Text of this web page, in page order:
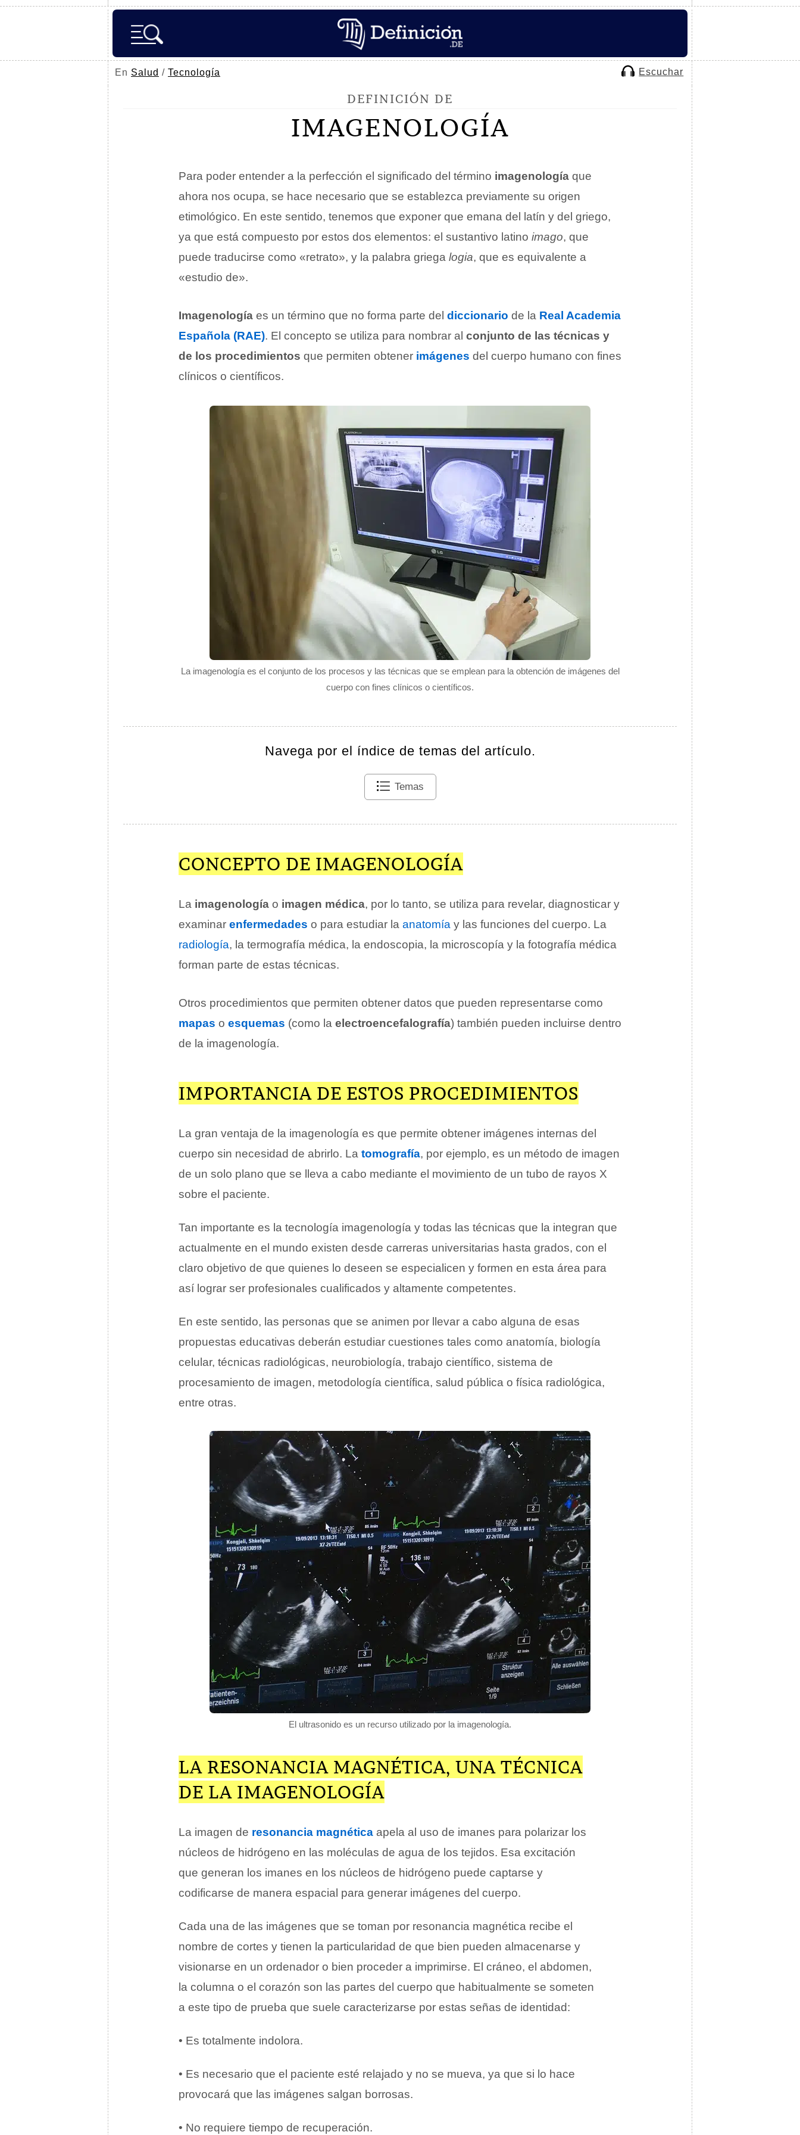
En Salud / Tecnología Escuchar
DEFINICIÓN DE
IMAGENOLOGÍA
La imagenología es el conjunto de los procesos y las técnicas que se emplean para la obtención de imágenes del
cuerpo con fines clínicos o científicos.
Para poder entender a la perfección el significado del término imagenología que
ahora nos ocupa, se hace necesario que se establezca previamente su origen
etimológico. En este sentido, tenemos que exponer que emana del latín y del griego,
ya que está compuesto por estos dos elementos: el sustantivo latino imago, que
puede traducirse como «retrato», y la palabra griega logia, que es equivalente a
«estudio de».
Imagenología es un término que no forma parte del diccionario de la Real Academia
Española (RAE). El concepto se utiliza para nombrar al conjunto de las técnicas y
de los procedimientos que permiten obtener imágenes del cuerpo humano con fines
clínicos o científicos.
Navega por el índice de temas del artículo.
Temas
CONCEPTO DE IMAGENOLOGÍA
La imagenología o imagen médica, por lo tanto, se utiliza para revelar, diagnosticar y
examinar enfermedades o para estudiar la anatomía y las funciones del cuerpo. La
radiología, la termografía médica, la endoscopia, la microscopía y la fotografía médica
forman parte de estas técnicas.
Otros procedimientos que permiten obtener datos que pueden representarse como
mapas o esquemas (como la electroencefalografía) también pueden incluirse dentro
de la imagenología.
IMPORTANCIA DE ESTOS PROCEDIMIENTOS
La gran ventaja de la imagenología es que permite obtener imágenes internas del
cuerpo sin necesidad de abrirlo. La tomografía, por ejemplo, es un método de imagen
de un solo plano que se lleva a cabo mediante el movimiento de un tubo de rayos X
sobre el paciente.
Tan importante es la tecnología imagenología y todas las técnicas que la integran que
actualmente en el mundo existen desde carreras universitarias hasta grados, con el
claro objetivo de que quienes lo deseen se especialicen y formen en esta área para
así lograr ser profesionales cualificados y altamente competentes.
En este sentido, las personas que se animen por llevar a cabo alguna de esas
propuestas educativas deberán estudiar cuestiones tales como anatomía, biología
celular, técnicas radiológicas, neurobiología, trabajo científico, sistema de
procesamiento de imagen, metodología científica, salud pública o física radiológica,
entre otras.
El ultrasonido es un recurso utilizado por la imagenología.
LA RESONANCIA MAGNÉTICA, UNA TÉCNICA
DE LA IMAGENOLOGÍA
La imagen de resonancia magnética apela al uso de imanes para polarizar los
núcleos de hidrógeno en las moléculas de agua de los tejidos. Esa excitación
que generan los imanes en los núcleos de hidrógeno puede captarse y
codificarse de manera espacial para generar imágenes del cuerpo.
Cada una de las imágenes que se toman por resonancia magnética recibe el
nombre de cortes y tienen la particularidad de que bien pueden almacenarse y
visionarse en un ordenador o bien proceder a imprimirse. El cráneo, el abdomen,
la columna o el corazón son las partes del cuerpo que habitualmente se someten
a este tipo de prueba que suele caracterizarse por estas señas de identidad:
• Es totalmente indolora.
• Es necesario que el paciente esté relajado y no se mueva, ya que si lo hace
provocará que las imágenes salgan borrosas.
• No requiere tiempo de recuperación.